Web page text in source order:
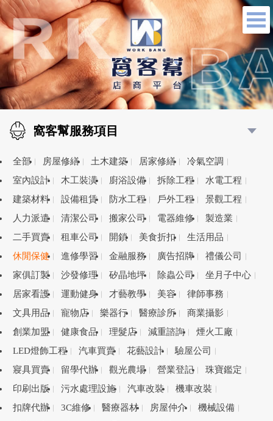
窩客幫服務項目
全部 房屋修繕 土木建築 居家修繕
冷氣空調
室內設計
木工裝潢 廚浴設備 拆除工程
水電工程
建築材料
設備租賃 防水工程 戶外工程
景觀工程
人力派遣
清潔公司 搬家公司 電器維修
製造業
二手買賣
租車公司 開鎖 美食折扣
生活用品
休閒保健
進修學習 金融服務 廣告招牌
禮儀公司
家俱訂製
沙發修理 矽晶地坪 除蟲公司
坐月子中心
居家看護
運動健身 才藝教學 美容
律師事務
文具用品
寵物店 樂器行 醫療診所
商業攝影
創業加盟
健康食品 理髮店 減重諮詢
煙火工廠
LED燈飾工程
汽車買賣 花藝設計
驗屋公司
寢具買賣
留學代辦 觀光農場 營業登記
珠寶鑑定
印刷出版
污水處理設施 汽車改裝
機車改裝
扣牌代辦
3C維修 醫療器材 房屋仲介
機械設備